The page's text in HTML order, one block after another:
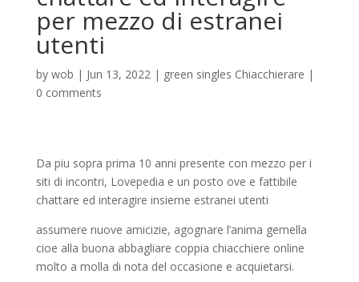
per mezzo di estranei
utenti
by wob | Jun 13, 2022| green singles Chiacchierare |
0 comments
Da piu sopra prima 10 anni presente con mezzo per i
siti di incontri, Lovepedia e un posto ove e fattibile
chattare ed interagire insieme estranei utenti
assumere nuove amicizie, agognare l’anima gemella
cioe alla buona abbagliare coppia chiacchiere online
molto a molla di nota del occasione e acquietarsi.